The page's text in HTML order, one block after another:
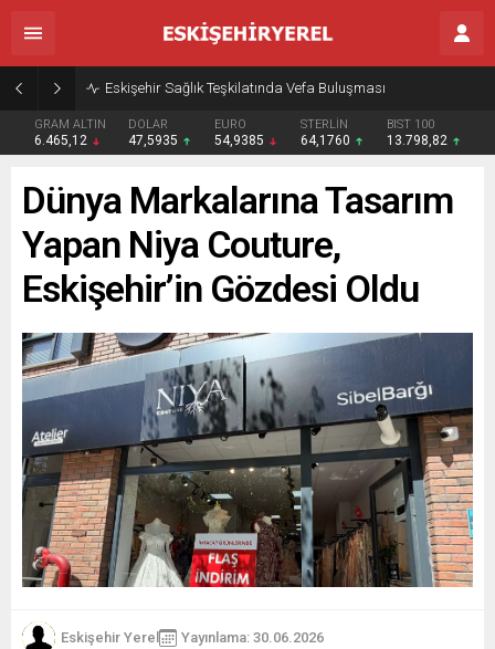
Eskişehir Sağlık Teşkilatında Vefa Buluşması
GRAM ALTIN
6.465,12
DOLAR
47,5935
EURO
54,9385
STERLİN
64,1760
BIST 100
13.798,82
Dünya Markalarına Tasarım
Yapan Niya Couture,
Eskişehir’in Gözdesi Oldu
Eskişehir Yerel Yayınlama: 30.06.2026